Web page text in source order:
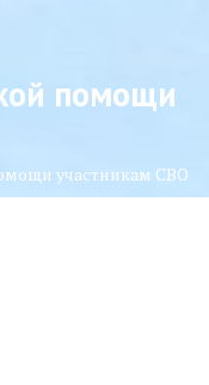
помощи
участникам СВО